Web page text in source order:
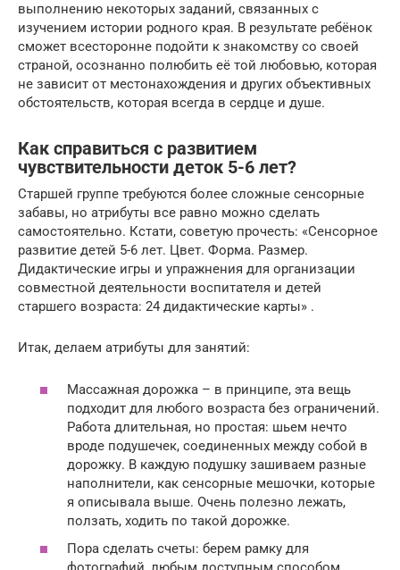
выполнению некоторых заданий, связанных с
изучением истории родного края. В результате ребёнок
сможет всесторонне подойти к знакомству со своей
страной, осознанно полюбить её той любовью, которая
не зависит от местонахождения и других объективных
обстоятельств, которая всегда в сердце и душе.
Как справиться с развитием
чувствительности деток 5-6 лет?
Старшей группе требуются более сложные сенсорные
забавы, но атрибуты все равно можно сделать
самостоятельно. Кстати, советую прочесть: «Сенсорное
развитие детей 5-6 лет. Цвет. Форма. Размер.
Дидактические игры и упражнения для организации
совместной деятельности воспитателя и детей
старшего возраста: 24 дидактические карты» .
Итак, делаем атрибуты для занятий:
Массажная дорожка – в принципе, эта вещь
подходит для любого возраста без ограничений.
Работа длительная, но простая: шьем нечто
вроде подушечек, соединенных между собой в
дорожку. В каждую подушку зашиваем разные
наполнители, как сенсорные мешочки, которые
я описывала выше. Очень полезно лежать,
ползать, ходить по такой дорожке.
Пора сделать счеты: берем рамку для